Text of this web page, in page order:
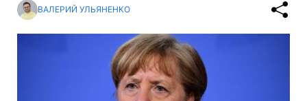
ВАЛЕРИЙ УЛЬЯНЕНКО